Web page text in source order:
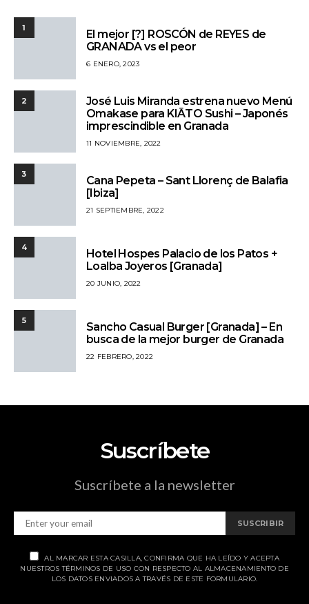
1
El mejor [?] ROSCÓN de REYES de
GRANADA vs el peor
6 ENERO, 2023
2
José Luis Miranda estrena nuevo Menú
Omakase para KIĀTO Sushi – Japonés
imprescindible en Granada
11 NOVIEMBRE, 2022
3
Cana Pepeta – Sant Llorenç de Balafia
[Ibiza]
21 SEPTIEMBRE, 2022
4
Hotel Hospes Palacio de los Patos +
Loalba Joyeros [Granada]
20 JUNIO, 2022
5
Sancho Casual Burger [Granada] – En
busca de la mejor burger de Granada
22 FEBRERO, 2022
Suscríbete
Suscríbete a la newsletter
SUSCRIBIR
AL MARCAR ESTA CASILLA, CONFIRMA QUE HA LEÍDO Y ACEPTA
NUESTROS TÉRMINOS DE USO CON RESPECTO AL ALMACENAMIENTO DE
LOS DATOS ENVIADOS A TRAVÉS DE ESTE FORMULARIO.